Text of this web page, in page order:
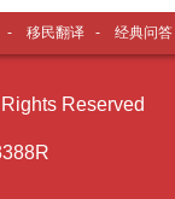
- 移民翻译 - 经典问答
Reserved